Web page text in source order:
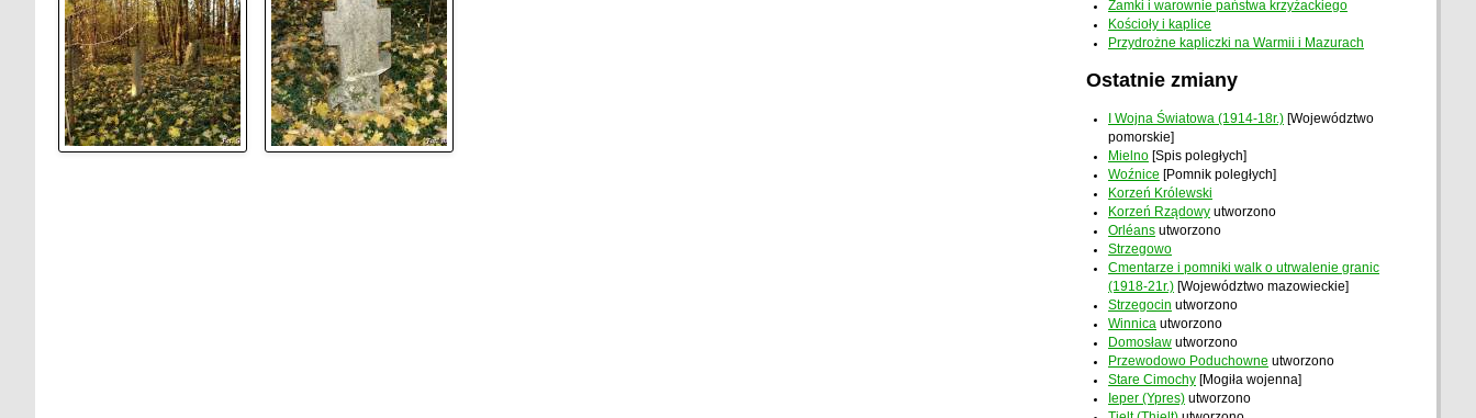
Zamki i warownie państwa krzyżackiego
Kościoły i kaplice
Przydrożne kapliczki na Warmii i Mazurach
Ostatnie zmiany
I Wojna Światowa (1914-18r.) [Województwo
pomorskie]
Mielno [Spis poległych]
Woźnice [Pomnik poległych]
Korzeń Królewski
Korzeń Rządowy utworzono
Orléans utworzono
Strzegowo
Cmentarze i pomniki walk o utrwalenie granic
(1918-21r.) [Województwo mazowieckie]
Strzegocin utworzono
Winnica utworzono
Domosław utworzono
Przewodowo Poduchowne utworzono
Stare Cimochy [Mogiła wojenna]
Ieper (Ypres) utworzono